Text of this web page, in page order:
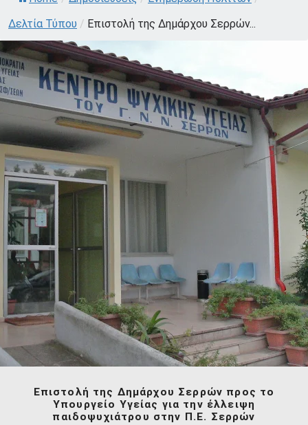
Δελτία Τύπου / Επιστολή της Δημάρχου Σερρών...
Επιστολή της Δημάρχου Σερρών προς το
Υπουργείο Υγείας για την έλλειψη
παιδοψυχιάτρου στην Π.Ε. Σερρών